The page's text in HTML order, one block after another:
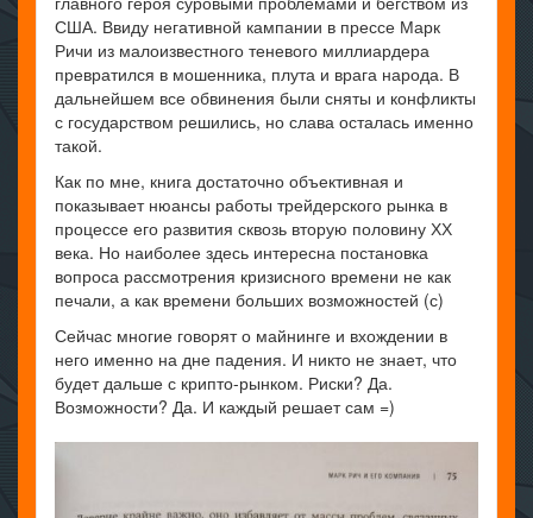
США. Ввиду негативной кампании в прессе Марк
Ричи из малоизвестного теневого миллиардера
превратился в мошенника, плута и врага народа. В
дальнейшем все обвинения были сняты и конфликты
с государством решились, но слава осталась именно
такой.
Как по мне, книга достаточно объективная и
показывает нюансы работы трейдерского рынка в
процессе его развития сквозь вторую половину ХХ
века. Но наиболее здесь интересна постановка
вопроса рассмотрения кризисного времени не как
печали, а как времени больших возможностей (с)
Сейчас многие говорят о майнинге и вхождении в
него именно на дне падения. И никто не знает, что
будет дальше с крипто-рынком. Риски? Да.
Возможности? Да. И каждый решает сам =)